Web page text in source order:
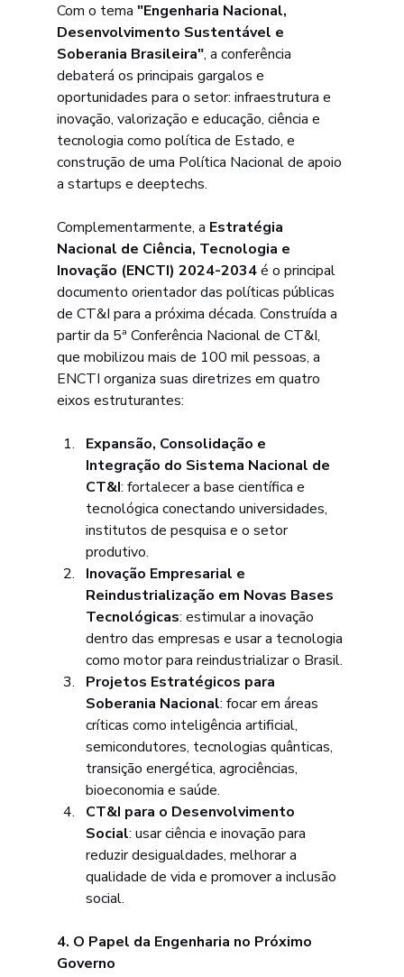
Com o tema "Engenharia Nacional,
Desenvolvimento Sustentável e
Soberania Brasileira", a conferência
debaterá os principais gargalos e
oportunidades para o setor: infraestrutura e
inovação, valorização e educação, ciência e
tecnologia como política de Estado, e
construção de uma Política Nacional de apoio
a startups e deeptechs.
Complementarmente, a Estratégia
Nacional de Ciência, Tecnologia e
Inovação (ENCTI) 2024-2034 é o principal
documento orientador das políticas públicas
de CT&I para a próxima década. Construída a
partir da 5ª Conferência Nacional de CT&I,
que mobilizou mais de 100 mil pessoas, a
ENCTI organiza suas diretrizes em quatro
eixos estruturantes:
Expansão, Consolidação e
Integração do Sistema Nacional de
CT&I: fortalecer a base científica e
tecnológica conectando universidades,
institutos de pesquisa e o setor
produtivo.
Inovação Empresarial e
Reindustrialização em Novas Bases
Tecnológicas: estimular a inovação
dentro das empresas e usar a tecnologia
como motor para reindustrializar o Brasil.
Projetos Estratégicos para
Soberania Nacional: focar em áreas
críticas como inteligência artificial,
semicondutores, tecnologias quânticas,
transição energética, agrociências,
bioeconomia e saúde.
CT&I para o Desenvolvimento
Social: usar ciência e inovação para
reduzir desigualdades, melhorar a
qualidade de vida e promover a inclusão
social.
4. O Papel da Engenharia no Próximo
Governo